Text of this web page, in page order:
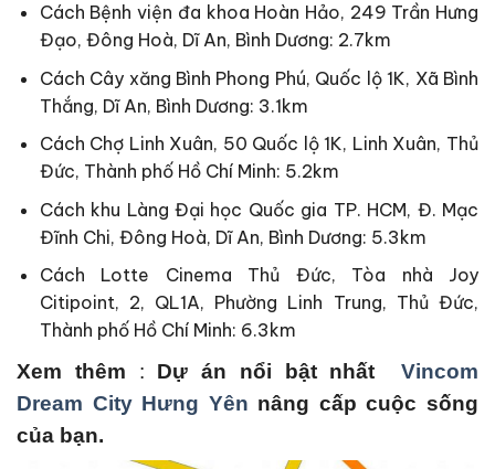
Cách Bệnh viện đa khoa Hoàn Hảo, 249 Trần Hưng
Đạo, Đông Hoà, Dĩ An, Bình Dương: 2.7km
Cách Cây xăng Bình Phong Phú, Quốc lộ 1K, Xã Bình
Thắng, Dĩ An, Bình Dương: 3.1km
Cách Chợ Linh Xuân, 50 Quốc lộ 1K, Linh Xuân, Thủ
Đức, Thành phố Hồ Chí Minh: 5.2km
Cách khu Làng Đại học Quốc gia TP. HCM, Đ. Mạc
Đĩnh Chi, Đông Hoà, Dĩ An, Bình Dương: 5.3km
Cách Lotte Cinema Thủ Đức, Tòa nhà Joy
Citipoint, 2, QL1A, Phường Linh Trung, Thủ Đức,
Thành phố Hồ Chí Minh: 6.3km
Xem thêm : Dự án nổi bật nhấtVincom
Dream City Hưng Yên nâng cấp cuộc sống
của bạn.